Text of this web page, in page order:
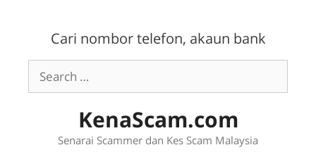
Cari nombor telefon, akaun bank
Search
for:
KenaScam.com
Senarai Scammer dan Kes Scam Malaysia